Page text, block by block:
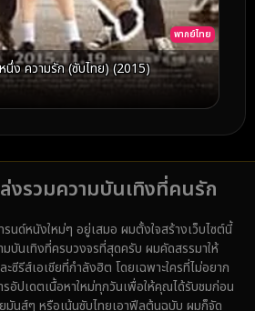
พากย์ไทย
กาลครั้งหนึ่ง ความรัก (ซับไทย) (2015)
รวมความบันเทิงที่คนรัก
นด์หนังใหม่ๆ อยู่เสมอ ผมตั้งใจสร้างเว็บไซต์นี้
มบันเทิงที่ครบวงจรที่สุดครับ ผมคัดสรรมาให้
รีส์เอเชียที่กำลังฮิต โดยเฉพาะใครที่ไม่อยาก
อัปเดตเนื้อหาใหม่ทุกวันเพื่อให้คุณได้รับชมก่อน
มันส์ๆ หรือเน้นซับไทยเอาฟีลต้นฉบับ ผมก็จัด